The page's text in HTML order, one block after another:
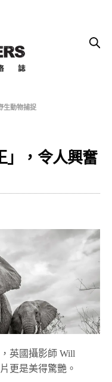
生動物捕捉
」，令人興奮
英國攝影師 Will
更是美得驚艷。